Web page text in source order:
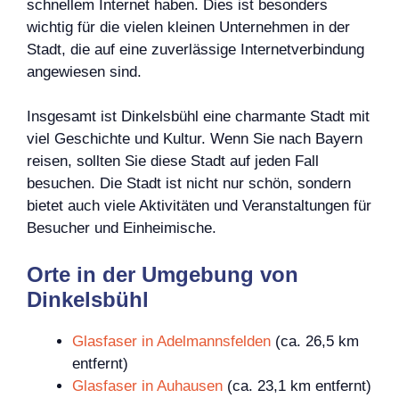
schnellem Internet haben. Dies ist besonders
wichtig für die vielen kleinen Unternehmen in der
Stadt, die auf eine zuverlässige Internetverbindung
angewiesen sind.
Insgesamt ist Dinkelsbühl eine charmante Stadt mit
viel Geschichte und Kultur. Wenn Sie nach Bayern
reisen, sollten Sie diese Stadt auf jeden Fall
besuchen. Die Stadt ist nicht nur schön, sondern
bietet auch viele Aktivitäten und Veranstaltungen für
Besucher und Einheimische.
Orte in der Umgebung von
Dinkelsbühl
Glasfaser in Adelmannsfelden (ca. 26,5 km
entfernt)
Glasfaser in Auhausen (ca. 23,1 km entfernt)